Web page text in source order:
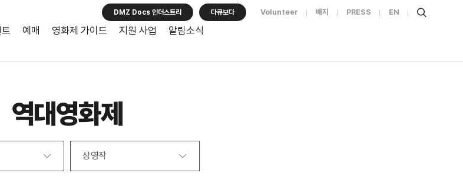
예매 영화제 가이드 지원 사업 알림소식
DMZ Docs 인더스트리 다큐보다 Volunteer 배지 PRESS EN
역대영화제
상영작